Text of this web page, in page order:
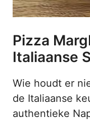
Pizza
Italiaanse
Wie houdt er
de Italiaanse
authentieke